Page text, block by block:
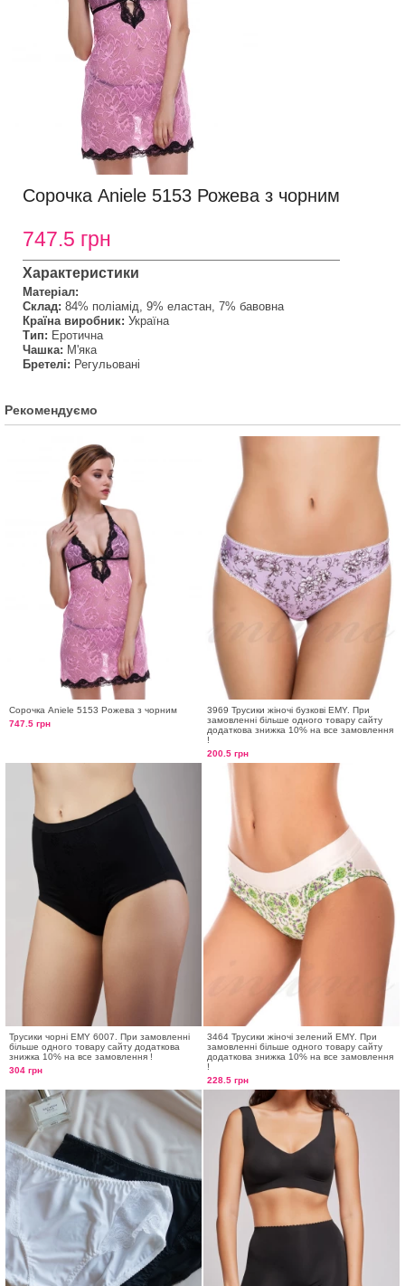
Сорочка Aniele 5153 Рожева з чорним
747.5 грн
Характеристики
Матеріал:
Склад: 84% поліамід, 9% еластан, 7% бавовна
Країна виробник: Україна
Тип: Еротична
Чашка: М'яка
Бретелі: Регульовані
Рекомендуємо
Сорочка Aniele 5153 Рожева з чорним
747.5 грн
3969 Трусики жіночі бузкові EMY. При
замовленні більше одного товару сайту
додаткова знижка 10% на все замовлення
!
200.5 грн
Трусики чорні EMY 6007. При замовленні
більше одного товару сайту додаткова
знижка 10% на все замовлення !
304 грн
3464 Трусики жіночі зелений EMY. При
замовленні більше одного товару сайту
додаткова знижка 10% на все замовлення
!
228.5 грн